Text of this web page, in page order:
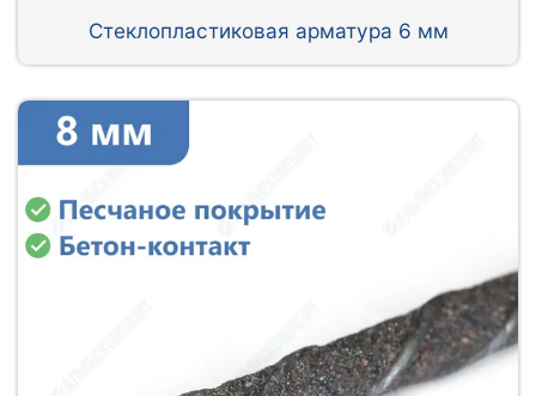
Стеклопластиковая арматура 6 мм